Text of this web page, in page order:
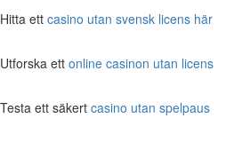
Hitta ett casino utan svensk licens här
Utforska ett online casinon utan licens
Testa ett säkert casino utan spelpaus